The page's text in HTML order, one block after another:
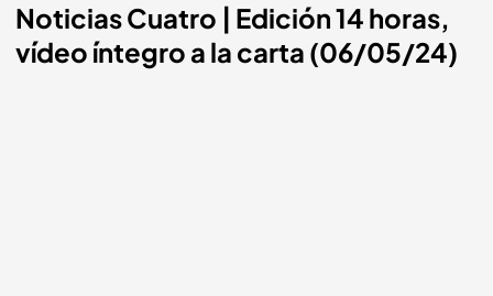
Noticias Cuatro | Edición 14 horas,
vídeo íntegro a la carta (06/05/24)